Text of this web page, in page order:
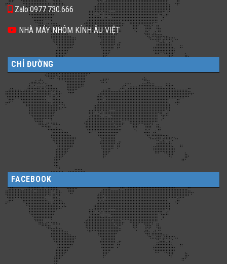
Zalo:0977.730.666
NHÀ MÁY NHÔM KÍNH ÂU VIỆT
CHỈ ĐƯỜNG
FACEBOOK